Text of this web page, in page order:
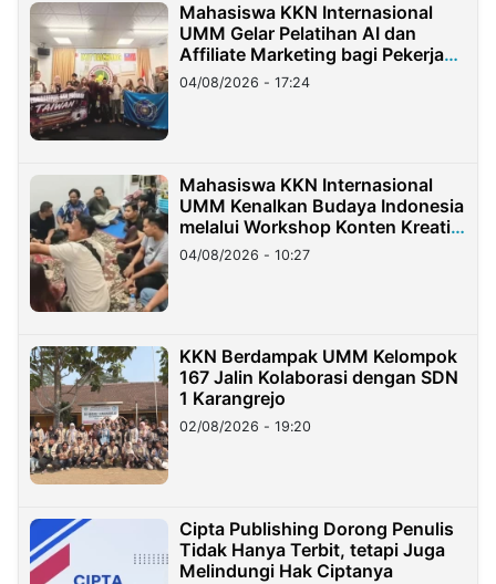
Mahasiswa KKN Internasional
UMM Gelar Pelatihan AI dan
Affiliate Marketing bagi Pekerja
Migran Indonesia di Taiwan
04/08/2026 - 17:24
Mahasiswa KKN Internasional
UMM Kenalkan Budaya Indonesia
melalui Workshop Konten Kreatif
di Taiwan
04/08/2026 - 10:27
KKN Berdampak UMM Kelompok
167 Jalin Kolaborasi dengan SDN
1 Karangrejo
02/08/2026 - 19:20
Cipta Publishing Dorong Penulis
Tidak Hanya Terbit, tetapi Juga
Melindungi Hak Ciptanya